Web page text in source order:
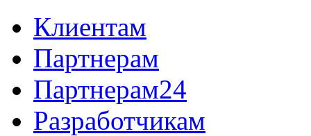
Клиентам
Партнерам
Партнерам24
Разработчикам